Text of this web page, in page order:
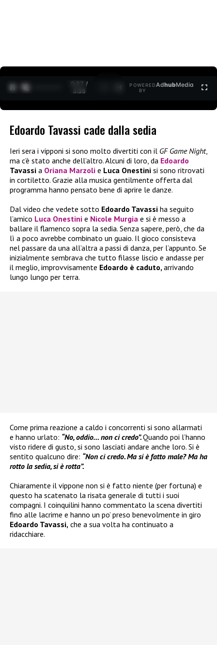
0:28 /
3:35
POWERED
BY
AdhubMedia
Edoardo Tavassi cade dalla sedia
Ieri sera i vipponi si sono molto divertiti con il GF Game Night,
ma c’è stato anche dell’altro. Alcuni di loro, da Edoardo
Tavassi a Oriana Marzoli e Luca Onestini si sono ritrovati
in cortiletto. Grazie alla musica gentilmente offerta dal
programma hanno pensato bene di aprire le danze.
Dal video che vedete sotto Edoardo Tavassi ha seguito
l’amico Luca Onestini e Nicole Murgia e si è messo a
ballare il flamenco sopra la sedia. Senza sapere, però, che da
lì a poco avrebbe combinato un guaio. Il gioco consisteva
nel passare da una all’altra a passi di danza, per l’appunto. Se
inizialmente sembrava che tutto filasse liscio e andasse per
il meglio, improvvisamente Edoardo è caduto,arrivando
lungo lungo per terra.
Come prima reazione a caldo i concorrenti si sono allarmati
e hanno urlato: “No, oddio… non ci credo”.Quando poi l’hanno
visto ridere di gusto, si sono lasciati andare anche loro. Si è
sentito qualcuno dire: “Non ci credo. Ma si è fatto male? Ma ha
rotto la sedia, si è rotta”.
Chiaramente il vippone non si è fatto niente (per fortuna) e
questo ha scatenato la risata generale di tutti i suoi
compagni. I coinquilini hanno commentato la scena divertiti
fino alle lacrime e hanno un po’ preso benevolmente in giro
Edoardo Tavassi, che a sua volta ha continuato a
ridacchiare.